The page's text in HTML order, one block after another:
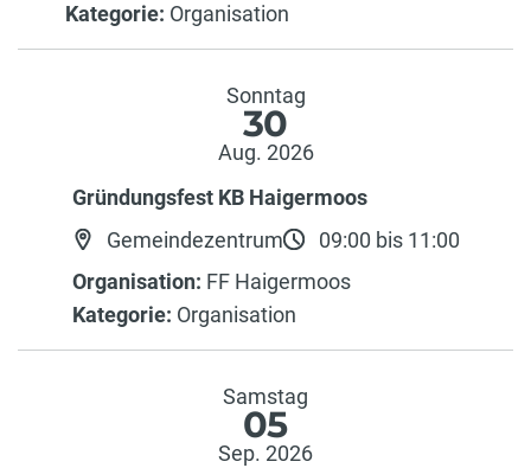
Kategorie: Organisation
Sonntag
30
Aug. 2026
Gründungsfest KB Haigermoos
Gemeindezentrum
09:00 bis 11:00
Organisation: FF Haigermoos
Kategorie: Organisation
Samstag
05
Sep. 2026